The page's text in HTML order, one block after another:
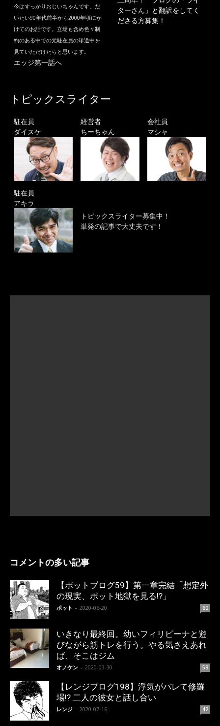
今はすっかりおじいちゃんです。だ
いたい90年代前半から2000年頃にか
けてのお話です。立場も含め色々制
約のある中での元駐在員の珍道中を
見ていただけたらと思います。
エッジ第一話へ
ターさん」と翻訳をしてく
ださる方募集！
トピックスライター
駐在員
ダイスケ
経営者
ちーちゃん
会社員
マシャ
駐在員
アキラ
トピックスライター募集中！
単発の記事で大丈夫です！
コメントの多い記事
【ポットブログ59】第一章完結「想定外
の現実、ポット地獄を見る!?」
ポット - 2020-06-20 60
いきなり最終回。幼いフィリピーナと遊
びながら筋トレを行う。やる気さえあれ
ば、そこはジム
オノケン - 2020-03-30 59
【レンジブログ198】浮気がバレて修羅
場!? 二人の彼女と話し合い
レンジ - 2020-07-16 42